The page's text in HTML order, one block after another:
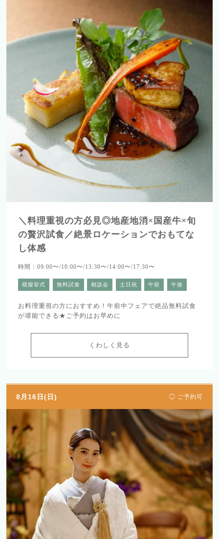
＼料理重視の方必見◎地産地消×国産牛×旬
の贅沢試食／絶景ロケーションでおもてな
し体感
時間：09:00〜/10:00〜/13:30〜/14:00〜/17:30〜
模擬挙式 無料試食 相談会 土日祝 午前 午後
お料理重視の方におすすめ！午前中フェアで絶品無料試食
が堪能できる★ご予約はお早めに
くわしく見る
8月16日(日) ◯ ご予約可